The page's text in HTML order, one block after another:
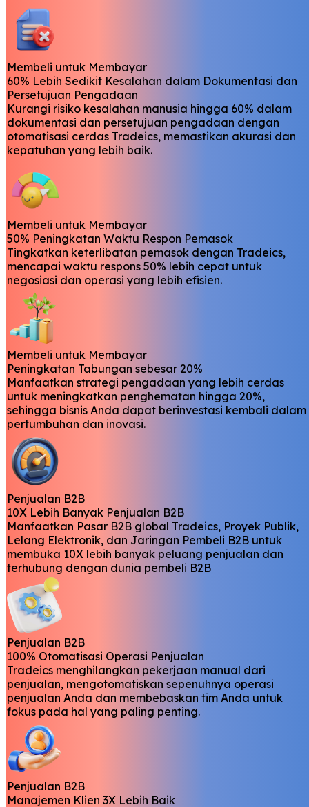
Membeli untuk Membayar
60% Lebih Sedikit Kesalahan dalam Dokumentasi dan
Persetujuan Pengadaan
Kurangi risiko kesalahan manusia hingga 60% dalam
dokumentasi dan persetujuan pengadaan dengan
otomatisasi cerdas Tradeics, memastikan akurasi dan
kepatuhan yang lebih baik.
Membeli untuk Membayar
50% Peningkatan Waktu Respon Pemasok
Tingkatkan keterlibatan pemasok dengan Tradeics,
mencapai waktu respons 50% lebih cepat untuk
negosiasi dan operasi yang lebih efisien.
Membeli untuk Membayar
Peningkatan Tabungan sebesar 20%
Manfaatkan strategi pengadaan yang lebih cerdas
untuk meningkatkan penghematan hingga 20%,
sehingga bisnis Anda dapat berinvestasi kembali dalam
pertumbuhan dan inovasi.
Penjualan B2B
10X Lebih Banyak Penjualan B2B
Manfaatkan Pasar B2B global Tradeics, Proyek Publik,
Lelang Elektronik, dan Jaringan Pembeli B2B untuk
membuka 10X lebih banyak peluang penjualan dan
terhubung dengan dunia pembeli B2B
Penjualan B2B
100% Otomatisasi Operasi Penjualan
Tradeics menghilangkan pekerjaan manual dari
penjualan, mengotomatiskan sepenuhnya operasi
penjualan Anda dan membebaskan tim Anda untuk
fokus pada hal yang paling penting.
Penjualan B2B
Manajemen Klien 3X Lebih Baik